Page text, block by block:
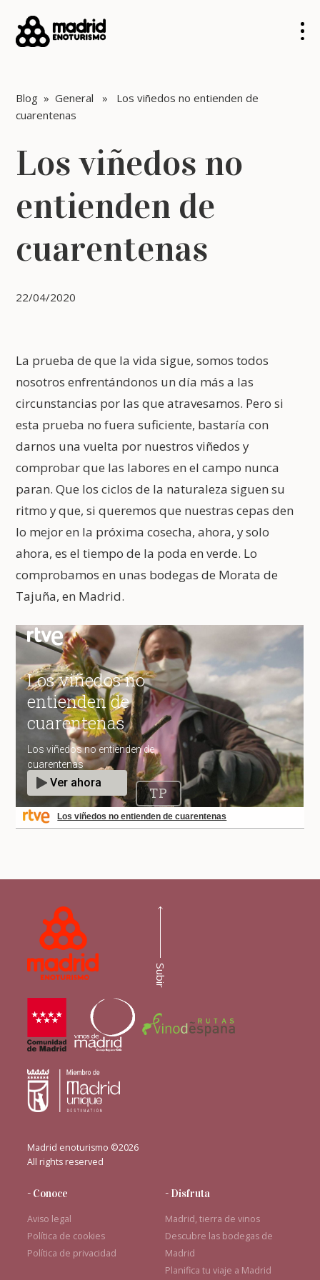
Blog »General » Los viñedos no entienden de
cuarentenas
Los viñedos no
entienden de
cuarentenas
22/04/2020
La prueba de que la vida sigue, somos todos
nosotros enfrentándonos un día más a las
circunstancias por las que atravesamos. Pero si
esta prueba no fuera suficiente, bastaría con
darnos una vuelta por nuestros viñedos y
comprobar que las labores en el campo nunca
paran. Que los ciclos de la naturaleza siguen su
ritmo y que, si queremos que nuestras cepas den
lo mejor en la próxima cosecha, ahora, y solo
ahora, es el tiempo de la poda en verde. Lo
comprobamos en unas bodegas de Morata de
Tajuña, en Madrid.
Los viñedos no entienden de cuarentenas
Madrid enoturismo ©2026
All rights reserved
- Conoce
Aviso legal
Política de cookies
Política de privacidad
- Disfruta
Madrid, tierra de vinos
Descubre las bodegas de
Madrid
Planifica tu viaje a Madrid
Subir